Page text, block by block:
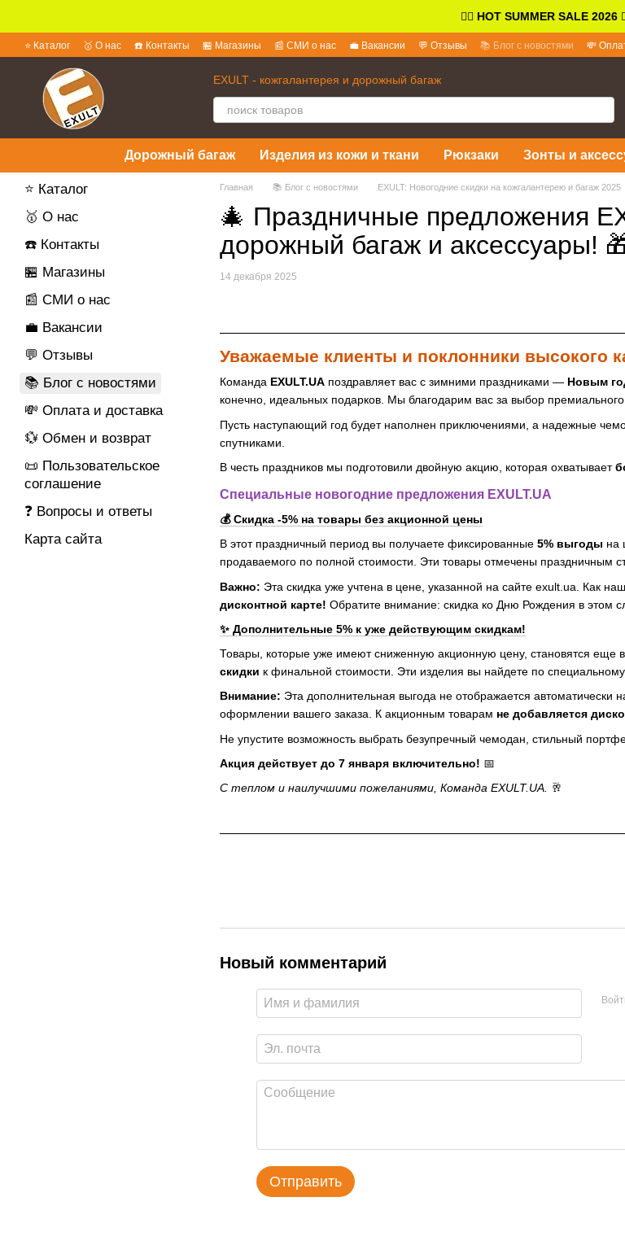
👉🏻 HOT SUMMER SALE 2026
⭐ Каталог 🥇 О нас ☎️ Контакты 🏪 Магазины 📰 СМИ о нас 💼 Вакансии 💬 Отзывы 📚 Блог с новостями
💸
EXULT - кожгалантерея и дорожный багаж
Дорожный багаж Изделия из кожи и ткани Рюкзаки Зонты и
Главная 📚 Блог с новостями EXULT: Новогодние скидки на кожгалантерею и багаж 2025
🎄 Праздничные предложения
дорожный багаж и аксессуары!
14 декабря 2025
Уважаемые клиенты и поклонники высокого
Команда EXULT.UA поздравляет вас с зимними праздниками — Новым
конечно, идеальных подарков. Мы благодарим вас за выбор
Пусть наступающий год будет наполнен приключениями, а надежные
спутниками.
В честь праздников мы подготовили двойную акцию, которая охватывает
Специальные новогодние предложения EXULT.UA
💰 Скидка -5% на товары без акционной цены
В этот праздничный период вы получаете фиксированные 5% выгоды на
продаваемого по полной стоимости. Эти товары отмечены праздничным
Важно: Эта скидка уже учтена в цене, указанной на сайте exult.ua. Как
дисконтной карте! Обратите внимание: скидка ко Дню Рождения в этом
✨ Дополнительные 5% к уже действующим скидкам!
Товары, которые уже имеют сниженную акционную цену, становятся
скидки к финальной стоимости. Эти изделия вы найдете по специальному
Внимание: Эта дополнительная выгода не отображается автоматически
оформлении вашего заказа. К акционным товарам не добавляется
Не упустите возможность выбрать безупречный чемодан, стильный
Акция действует до 7 января включительно! 📅
С теплом и наилучшими пожеланиями, Команда EXULT.UA. 🥂
Новый комментарий
Отправить
⭐ Каталог
🥇 О нас
☎️ Контакты
🏪 Магазины
📰 СМИ о нас
💼 Вакансии
💬 Отзывы
📚 Блог с новостями
💸 Оплата и доставка
💱 Обмен и возврат
📜 Пользовательское
соглашение
❓ Вопросы и ответы
Карта сайта